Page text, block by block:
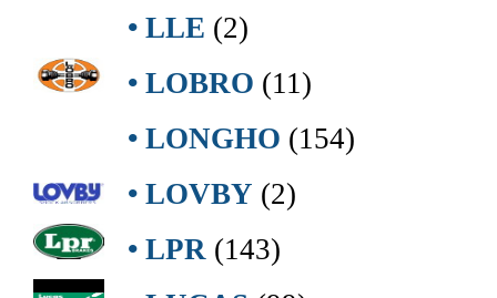
• LLE (2)
• LOBRO (11)
• LONGHO (154)
• LOVBY (2)
• LPR (143)